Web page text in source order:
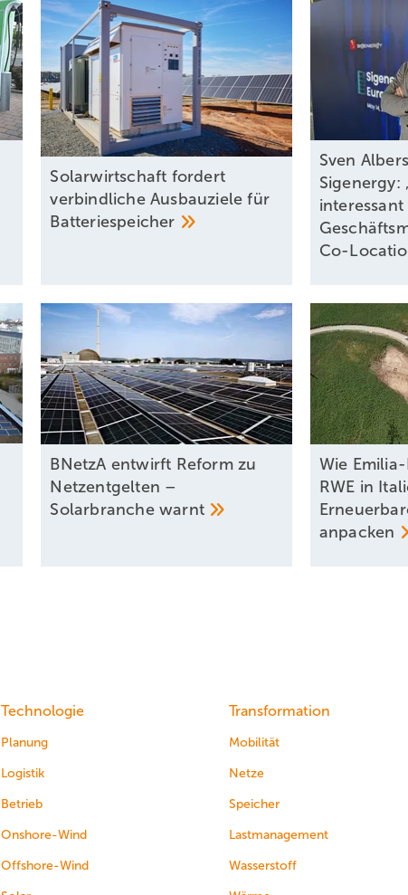
Solarwirtschaft fordert
verbindliche Ausbauziele für
Batteriespeicher
Sven
Sigenergy:
interessant
Co-
BNetzA entwirft Reform zu
Netzentgelten –
Solarbranchewarnt
Wie
RWE in
anpacken
Technologie
Planung
Logistik
Betrieb
Onshore-Wind
Offshore-Wind
Transformation
Mobilität
Netze
Speicher
Lastmanagement
Wasserstoff